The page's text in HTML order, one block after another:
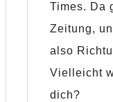
Times. Da
Zeitung,
also
Vielleicht
dich?